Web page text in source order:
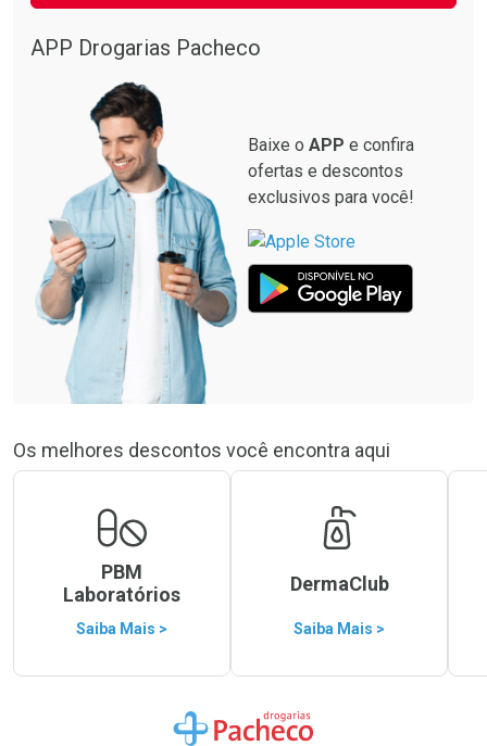
APP Drogarias Pacheco
Baixe o APP e confira
ofertas e descontos
exclusivos para você!
Os melhores descontos você encontra aqui
PBM
Laboratórios
Saiba Mais >
DermaClub
Saiba Mais >
Ir para a Home